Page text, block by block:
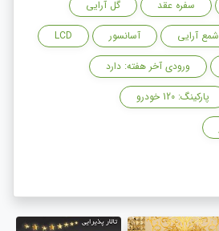
سفره عقد
گل آرایی
شمع آرایی آسانسور
LCD
ورودی آخر هفته: دارد
پارکینگ: 120 خودرو